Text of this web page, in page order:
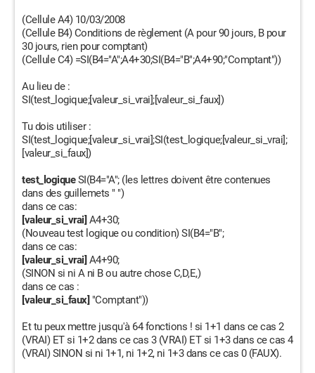
(Cellule A4) 10/03/2008
(Cellule B4) Conditions de règlement (A pour 90 jours, B pour
30 jours, rien pour comptant)
(Cellule C4) =SI(B4="A";A4+30;SI(B4="B";A4+90;"Comptant"))
Au lieu de :
SI(test_logique;[valeur_si_vrai];[valeur_si_faux])
Tu dois utiliser :
SI(test_logique;[valeur_si_vrai];SI(test_logique;[valeur_si_vrai];
[valeur_si_faux])
test_logiqueSI(B4="A"; (les lettres doivent être contenues
dans des guillemets " ")
dans ce cas:
[valeur_si_vrai] A4+30;
(Nouveau test logique ou condition) SI(B4="B";
dans ce cas:
[valeur_si_vrai] A4+90;
(SINON si ni A ni B ou autre chose C,D,E,)
dans ce cas :
[valeur_si_faux] "Comptant"))
Et tu peux mettre jusqu'à 64 fonctions ! si 1+1 dans ce cas 2
(VRAI) ET si 1+2 dans ce cas 3 (VRAI) ET si 1+3 dans ce cas 4
(VRAI) SINON si ni 1+1, ni 1+2, ni 1+3 dans ce cas 0 (FAUX).